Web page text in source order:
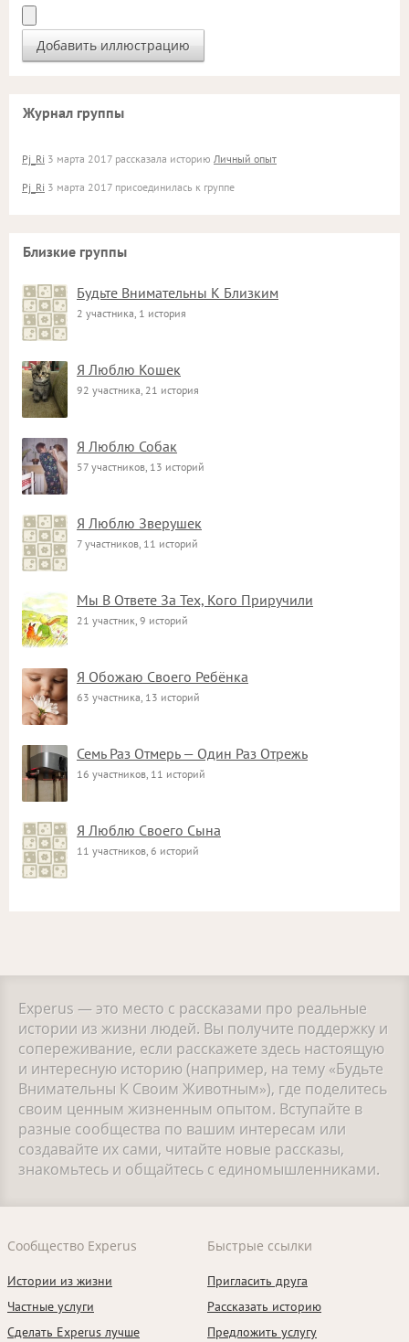
Журнал группы
Pj_Ri 3 марта 2017 рассказала историю Личный опыт
Pj_Ri 3 марта 2017 присоединилась к группе
Близкие группы
Будьте Внимательны К Близким
2 участника, 1 история
Я Люблю Кошек
92 участника, 21 история
Я Люблю Собак
57 участников, 13 историй
Я Люблю Зверушек
7 участников, 11 историй
Мы В Ответе За Тех, Кого Приручили
21 участник, 9 историй
Я Обожаю Своего Ребёнка
63 участника, 13 историй
Семь Раз Отмерь — Один Раз Отрежь
16 участников, 11 историй
Я Люблю Своего Сына
11 участников, 6 историй
Experus — это место с рассказами про реальные
истории из жизни людей. Вы получите поддержку и
сопереживание, если расскажете здесь настоящую
и интересную историю (например, на тему «Будьте
Внимательны К Своим Животным»), где поделитесь
своим ценным жизненным опытом. Вступайте в
разные сообщества по вашим интересам или
создавайте их сами, читайте новые рассказы,
знакомьтесь и общайтесь с единомышленниками.
Сообщество Experus
Истории из жизни
Частные услуги
Сделать Experus лучше
Быстрые ссылки
Пригласить друга
Рассказать историю
Предложить услугу